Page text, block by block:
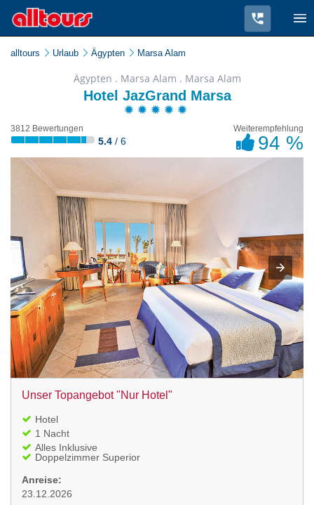
alltours Urlaub Ägypten Marsa Alam
Ägypten . Marsa Alam . Marsa Alam
Hotel JazGrand Marsa
3812 Bewertungen
5.4 / 6
Weiterempfehlung
94 %
Unser Topangebot "Nur Hotel"
Hotel
1 Nacht
Alles Inklusive
Doppelzimmer Superior
Anreise:
23.12.2026